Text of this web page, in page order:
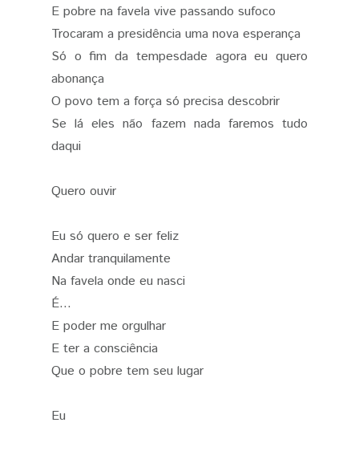
E pobre na favela vive passando sufoco
Trocaram a presidência uma nova esperança
Só o fim da tempesdade agora eu quero
abonança
O povo tem a força só precisa descobrir
Se lá eles não fazem nada faremos tudo
daqui
Quero ouvir
Eu só quero e ser feliz
Andar tranquilamente
Na favela onde eu nasci
É...
E poder me orgulhar
E ter a consciência
Que o pobre tem seu lugar
Eu